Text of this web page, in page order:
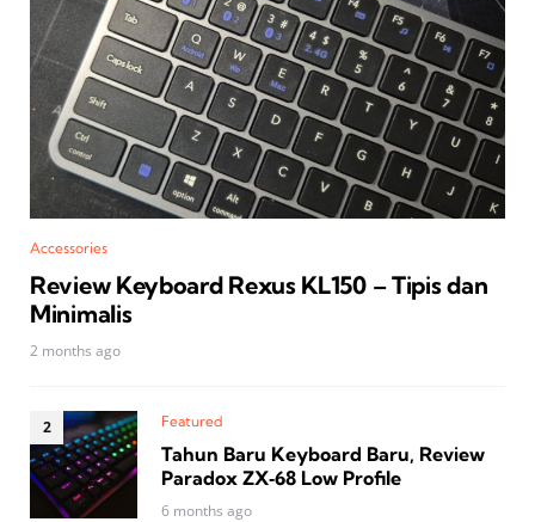
Accessories
Review Keyboard Rexus KL150 – Tipis dan
Minimalis
2 months ago
Featured
Tahun Baru Keyboard Baru, Review
Paradox ZX‑68 Low Profile
6 months ago